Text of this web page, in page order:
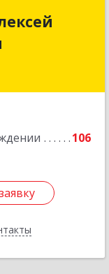
106
Алексей
- Алания